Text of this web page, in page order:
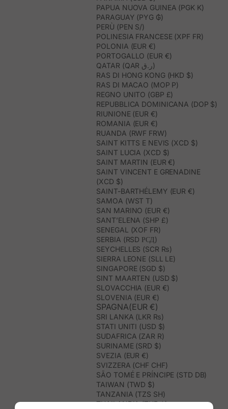
PAPUA NUOVA GUINEA (PGK K)
PARAGUAY (PYG ₲)
PERÙ (PEN S/)
POLINESIA FRANCESE (XPF FR)
POLONIA (EUR €)
PORTOGALLO (EUR €)
QATAR (QAR ر.ق)
RAS DI HONG KONG (HKD $)
RAS DI MACAO (MOP P)
REGNO UNITO (GBP £)
REPUBBLICA DOMINICANA (DOP $)
RIUNIONE (EUR €)
ROMANIA (EUR €)
RUANDA (RWF FRW)
SAINT KITTS E NEVIS (XCD $)
SAINT LUCIA (XCD $)
SAINT MARTIN (EUR €)
SAINT VINCENT E GRENADINE
(XCD $)
SAINT-BARTHÉLEMY (EUR €)
SAMOA (WST T)
SAN MARINO (EUR €)
SANT’ELENA (SHP £)
SENEGAL (XOF FR)
SERBIA (RSD РСД)
SEYCHELLES (SCR ₨)
SIERRA LEONE (SLL LE)
SINGAPORE (SGD $)
SINT MAARTEN (USD $)
SLOVACCHIA (EUR €)
SLOVENIA (EUR €)
SPAGNA(EUR €)
SRI LANKA (LKR ₨)
STATI UNITI (USD $)
SUDAFRICA (ZAR R)
SURINAME (SRD $)
SVEZIA (EUR €)
SVIZZERA (CHF CHF)
SÃO TOMÉ E PRÍNCIPE (STD DB)
TAIWAN (TWD $)
TANZANIA (TZS SH)
THAILANDIA (THB ฿)